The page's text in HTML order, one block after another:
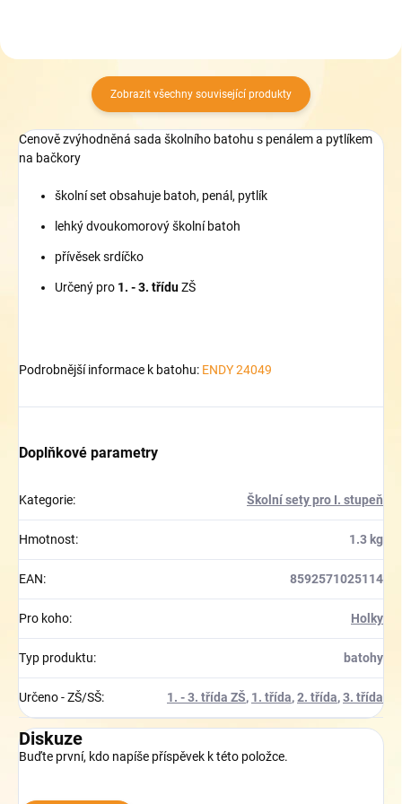
Zobrazit všechny související produkty
Cenově zvýhodněná sada školního batohu s penálem a pytlíkem
na bačkory
školní set obsahuje batoh, penál, pytlík
lehký dvoukomorový školní batoh
přívěsek srdíčko
Určený pro 1. - 3. tříduZŠ
Podrobnější informace k batohu: ENDY 24049
Doplňkové parametry
Kategorie: Školní sety pro I. stupeň
Hmotnost: 1.3 kg
EAN: 8592571025114
Pro koho: Holky
Typ produktu: batohy
Určeno - ZŠ/SŠ: 1. - 3. třída ZŠ, 1. třída,2. třída,3. třída
Diskuze
Buďte první, kdo napíše příspěvek k této položce.